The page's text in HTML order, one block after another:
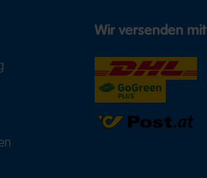
Wir versenden mit